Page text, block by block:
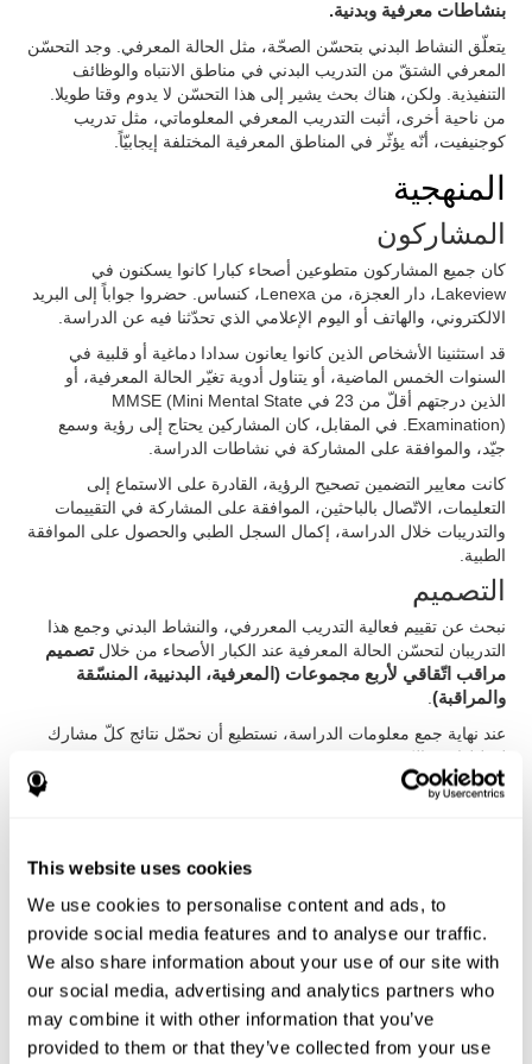
This website uses cookies
We use cookies to personalise content and ads, to
provide social media features and to analyse our traffic.
We also share information about your use of our site with
our social media, advertising and analytics partners who
may combine it with other information that you’ve
provided to them or that they’ve collected from your use
بنشاطات معرفية وبدنية.
يتعلّق النشاط البدني بتحسّن الصحّة، مثل الحالة المعرفي. وجد التحسّن
المعرفي الشتقّ من التدريب البدني في مناطق الانتباه والوظائف
التنفيذية. ولكن، هناك بحث يشير إلى هذا التحسّن لا يدوم وقتا طويلا.
من ناحية أخرى، أثبت التدريب المعرفي المعلوماتي، مثل تدريب
كوجنيفيت، أنّه يؤثّر في المناطق المعرفية المختلفة إيجابيّاً.
المنهجية
المشاركون
كان جميع المشاركون متطوعين أصحاء كبارا كانوا يسكنون في
Lakeview، دار العجزة، من Lenexa، كنساس. حضروا جواباً إلى البريد
الالكتروني، والهاتف أو اليوم الإعلامي الذي تحدّثنا فيه عن الدراسة.
قد استثنينا الأشخاص الذين كانوا يعانون سدادا دماغية أو قلبية في
السنوات الخمس الماضية، أو يتناول أدوية تغيّر الحالة المعرفية، أو
الذين درجتهم أقلّ من 23 في MMSE (Mini Mental State
Examination). في المقابل، كان المشاركين يحتاج إلى رؤية وسمع
جيّد، والموافقة على المشاركة في نشاطات الدراسة.
كانت معايير التضمين تصحيح الرؤية، القادرة على الاستماع إلى
التعليمات، الاتّصال بالباحثين، الموافقة على المشاركة في التقييمات
والتدريبات خلال الدراسة، إكمال السجل الطبي والحصول على الموافقة
الطبية.
التصميم
نبحث عن تقييم فعالية التدريب المعررفي، والنشاط البدني وجمع هذا
التدريبان لتحسّن الحالة المعرفية عند الكبار الأصحاء من خلالتصميم
مراقب اتّقاقي لأربع مجموعات (المعرفية، البدنيية، المنسّقة
والمراقبة)
عند نهاية جمع معلومات الدراسة، نستطيع أن نحمّل نتائج كلّ مشارك
لتحليلها في الكمبيوتر
التدخّل في المجموعة البدنية
دقيقة)، والتدريب القلبي العرقي (15 دقيقة)، والأنشطة التنفسية (5
دقائق)، وتدريب القوّة (10 دقيقة)، وتدريب اللدونة (5 دقائق) وجلسة
الاستراح. هم الذين لم يتمّوا جلسة الرياشة الكاملة، تمّوا أنشطة
مطابقة على متستواهم البدنية.
التدخّل في المجموعة المنسّق
جمع مشاركو المجموعة المنسّق بين تدريب المجموعة المعرفية
(باستعمال كوجنيفيت) وتدريب المجموعة البدنية. تمّ المشاركون أكثر